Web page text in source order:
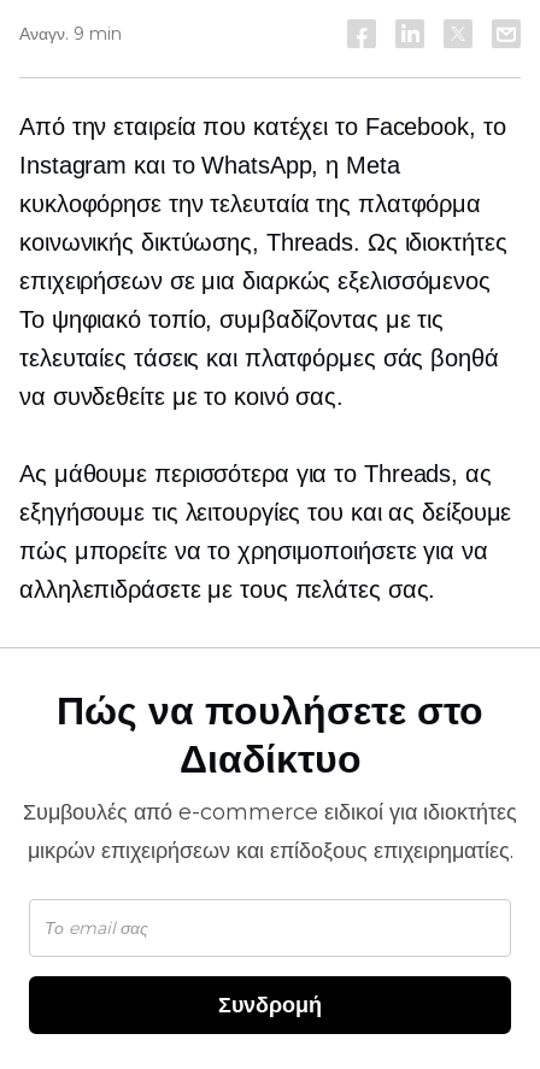
Αναγν. 9 min
Από την εταιρεία που κατέχει το Facebook, το
Instagram και το WhatsApp, η Meta
κυκλοφόρησε την τελευταία της πλατφόρμα
κοινωνικής δικτύωσης, Threads. Ως ιδιοκτήτες
επιχειρήσεων σε μια διαρκώς εξελισσόμενος
Το ψηφιακό τοπίο, συμβαδίζοντας με τις
τελευταίες τάσεις και πλατφόρμες σάς βοηθά
να συνδεθείτε με το κοινό σας.
Ας μάθουμε περισσότερα για το Threads, ας
εξηγήσουμε τις λειτουργίες του και ας δείξουμε
πώς μπορείτε να το χρησιμοποιήσετε για να
αλληλεπιδράσετε με τους πελάτες σας.
Πώς να πουλήσετε στο
Διαδίκτυο
Συμβουλές από e-commerce ειδικοί για ιδιοκτήτες
μικρών επιχειρήσεων και επίδοξους επιχειρηματίες.
Συνδρομή